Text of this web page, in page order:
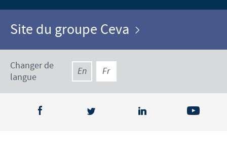
Site du groupe Ceva
Changer de
langue
En Fr